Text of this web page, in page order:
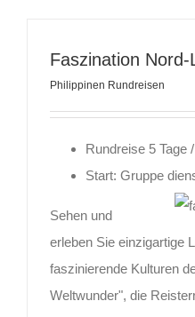
Faszination
Philippinen Rundreisen
Rundreise 5 Tage
Start: Gruppe
Sehen und
erleben Sie einzigartige
faszinierende Kulturen
Weltwunder", die